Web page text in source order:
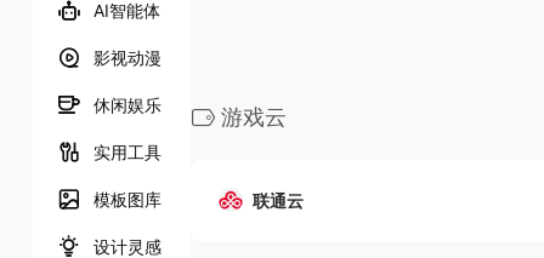
AI智能体
影视动漫
休闲娱乐
实用工具
模板图库
设计灵感
游戏云
联通云